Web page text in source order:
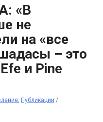
«В
не
на «все
– это
и Pine
, Публикации /